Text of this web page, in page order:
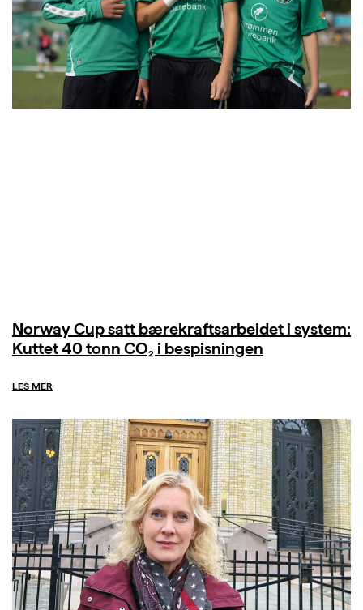
Norway Cup satt bærekraftsarbeidet i system:
Kuttet 40 tonn CO₂ i bespisningen
LES MER